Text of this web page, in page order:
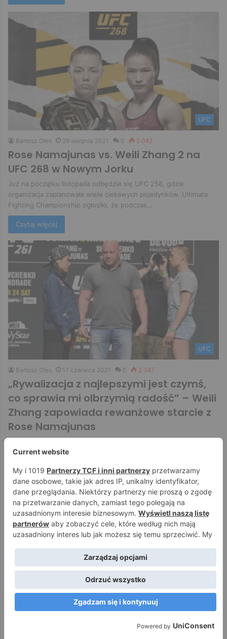
UFC
Bartosz Oles 29 sierpnia 2021 0 2 082
Rose Namajunas vs. Weili Zhang 2 na
UFC 268 w Nowym Jorku
Już na początku listopada odbędzie się UFC 258, gdzie
organizacja zaplanowała wiele ciekawych pojedynków. Ultimate
Fighting Championship ogłosiło, że podczas…
Czytaj więcej
UFC
Bartosz Oles 17 czerwca 2021 0 2 387
„Rywalizacja z najlepszymi jest czymś,
co sprawia mi olbrzymią radość” – Weili
Zhang zapowiada rewanżowe starcie z
Rose Namajunas
słomkowej kobiet, gdzie Rose Namajunas w świetnym stylu
Czytaj więcej
0 2 489